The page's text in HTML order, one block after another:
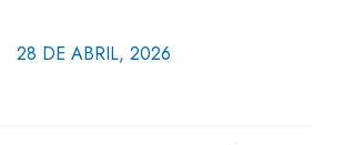
28 DE ABRIL, 2026